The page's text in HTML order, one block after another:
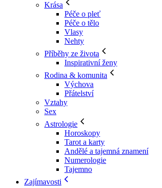
Krása
Péče o pleť
Péče o tělo
Vlasy
Nehty
Příběhy ze života
Inspirativní ženy
Rodina & komunita
Výchova
Přátelství
Vztahy
Sex
Astrologie
Horoskopy
Tarot a karty
Andělé a tajemná znamení
Numerologie
Tajemno
Zajímavosti